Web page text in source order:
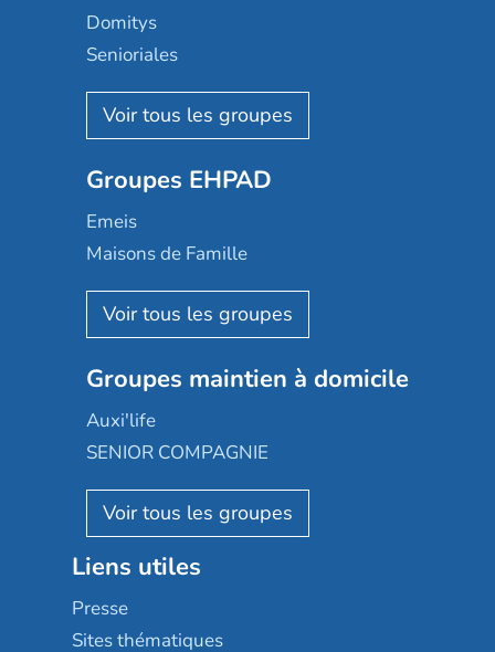
Domitys
Senioriales
Nohée
Les Résidentiels
Mobicap
Domusvi
Happy Senior
Aquarelia
Nexity edenea
Les jardins d'Arcadie
Occitalia
Appartseniors
Reseda
Stella management
Les villages d'or
Sérénys
Résidences services Villa Médicis
Groupes EHPAD
Emeis
Maisons de Famille
Korian
Emera
Groupe SOS
Le Noble Âge
Almage
Résidalya
Groupe aplus
Groupes maintien à domicile
Auxi'life
SENIOR COMPAGNIE
AGE D'OR Services
Liens utiles
Presse
Sites thématiques